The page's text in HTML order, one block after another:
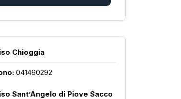
Chioggia
041490292
Sant’Angelo di Piove Sacco